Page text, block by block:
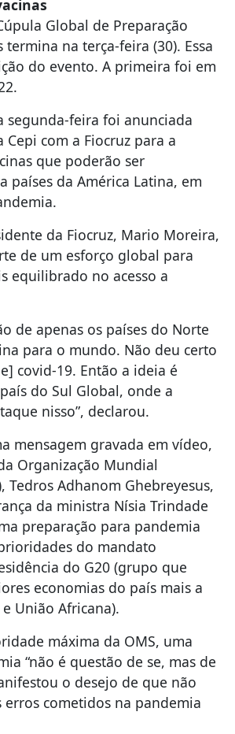
Global de Preparação
termina na terça-feira (30). Essa
do evento. A primeira foi em
segunda-feira foi anunciada
Cepi com a Fiocruz para a
que poderão ser
países da América Latina, em
da Fiocruz, Mario Moreira,
de um esforço global para
equilibrado no acesso a
de apenas os países do Norte
para o mundo. Não deu certo
covid-19. Então a ideia é
do Sul Global, onde a
nisso”, declarou.
mensagem gravada em vídeo,
Organização Mundial
Tedros Adhanom Ghebreyesus,
da ministra Nísia Trindade
preparação para pandemia
do mandato
do G20 (grupo que
economias do país mais a
União Africana).
máxima da OMS, uma
“não é questão de se, mas de
o desejo de que não
erros cometidos na pandemia